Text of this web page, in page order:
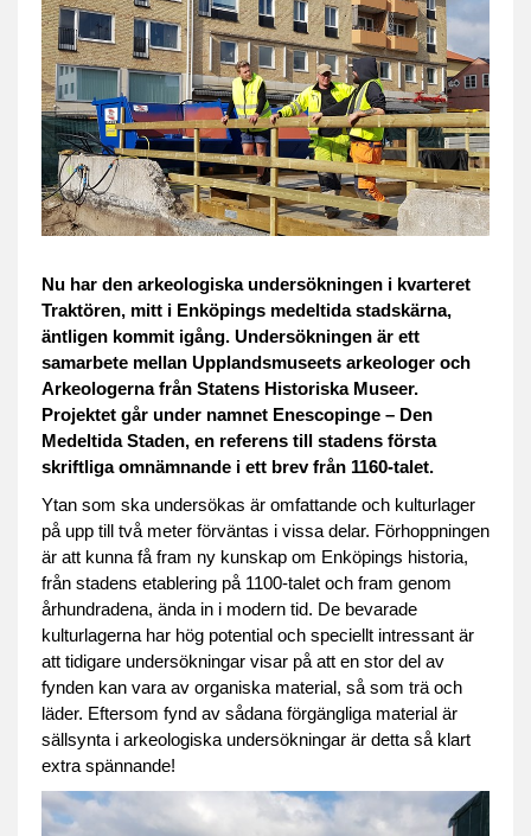
Nu har den arkeologiska undersökningen i kvarteret
Traktören, mitt i Enköpings medeltida stadskärna,
äntligen kommit igång. Undersökningen är ett
samarbete mellan Upplandsmuseets arkeologer och
Arkeologerna från Statens Historiska Museer.
Projektet går under namnet Enescopinge – Den
Medeltida Staden, en referens till stadens första
skriftliga omnämnande i ett brev från 1160-talet.
Ytan som ska undersökas är omfattande och kulturlager
på upp till två meter förväntas i vissa delar. Förhoppningen
är att kunna få fram ny kunskap om Enköpings historia,
från stadens etablering på 1100-talet och fram genom
århundradena, ända in i modern tid. De bevarade
kulturlagerna har hög potential och speciellt intressant är
att tidigare undersökningar visar på att en stor del av
fynden kan vara av organiska material, så som trä och
läder. Eftersom fynd av sådana förgängliga material är
sällsynta i arkeologiska undersökningar är detta så klart
extra spännande!